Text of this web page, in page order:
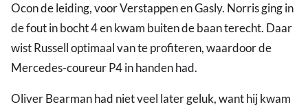
Ocon de leiding, voor Verstappen en Gasly. Norris ging in
de fout in bocht 4 en kwam buiten de baan terecht. Daar
wist Russell optimaal van te profiteren, waardoor de
Mercedes-coureur P4 in handen had.
Oliver Bearman had niet veel later geluk, want hij kwam